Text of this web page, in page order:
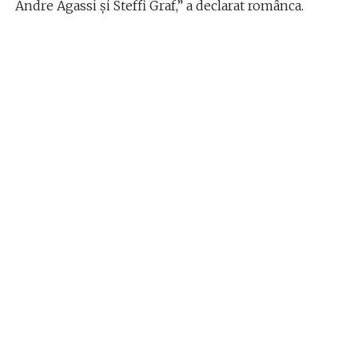
Andre Agassi și Steffi Graf,” a declarat românca.